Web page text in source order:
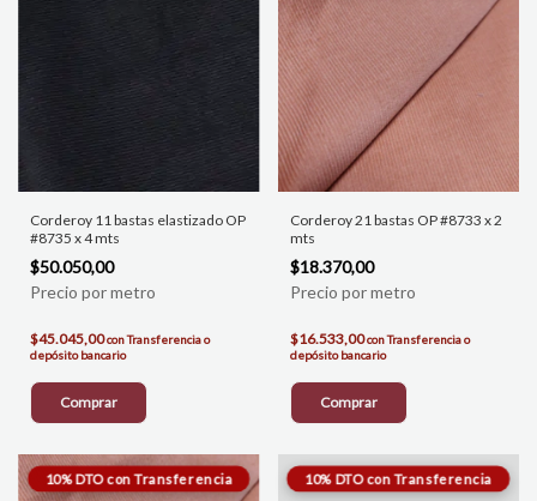
Corderoy 11 bastas elastizado OP
#8735 x 4 mts
$50.050,00
$45.045,00conTransferencia o
depósito bancario
Comprar
Corderoy 21 bastas OP #8733 x 2
mts
$18.370,00
$16.533,00conTransferencia o
depósito bancario
Comprar